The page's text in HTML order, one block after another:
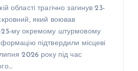
області трагічно загинув 23-
який воював
му окремому штурмовому
підтвердили місцеві
2026 року під час